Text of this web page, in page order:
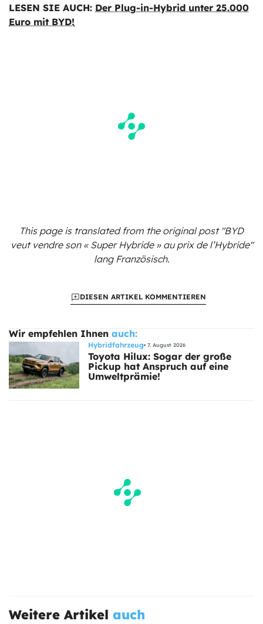
LESEN SIE AUCH: Der Plug-in-Hybrid unter 25.000
Euro mit BYD!
This page is translated from the originalpost "BYD
veut vendre son « Super Hybride » au prix de l’Hybride"
lang Französisch.
DIESEN ARTIKEL KOMMENTIEREN
Wir empfehlen Ihnen auch:
Hybridfahrzeug 7. August 2026
Toyota Hilux: Sogar der große
Pickup hat Anspruch auf eine
Umweltprämie!
Weitere Artikel auch